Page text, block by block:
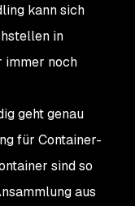
kann sich
in
immer noch
geht genau
für Container-
sind so
aus